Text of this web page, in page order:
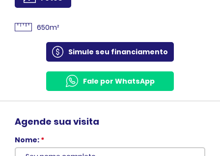
650m²
Simule seu financiamento
Fale por WhatsApp
Agende sua visita
Nome: *